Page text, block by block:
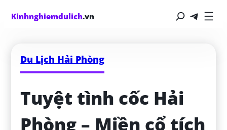
Kinhnghiemdulich.vn
Du Lịch Hải Phòng
Tuyệt tình cốc Hải
Phòng – Miền cổ tích